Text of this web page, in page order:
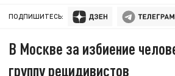
ПОДПИШИТЕСЬ:
В Москве за избиение
группу рецидивистов